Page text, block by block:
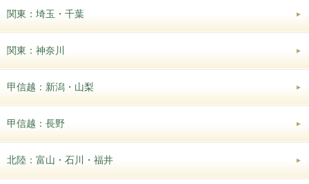
関東：埼玉・千葉
関東：神奈川
甲信越：新潟・山梨
甲信越：長野
北陸：富山・石川・福井